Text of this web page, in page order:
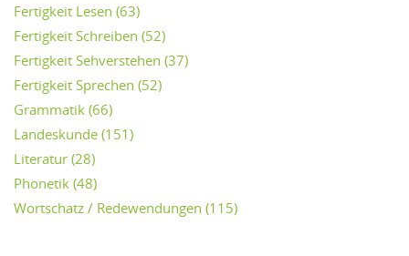
Fertigkeit Lesen (63)
Fertigkeit Schreiben (52)
Fertigkeit Sehverstehen (37)
Fertigkeit Sprechen (52)
Grammatik (66)
Landeskunde (151)
Literatur (28)
Phonetik (48)
Wortschatz / Redewendungen (115)